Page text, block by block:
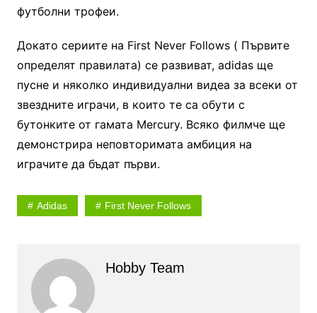
футболни трофеи.
Докато сериите на First Never Follows ( Първите
определят правилата) се развиват, adidas ще
пусне и няколко индивидуални видеа за всеки от
звездните играчи, в които те са обути с
бутонките от гамата Mercury. Всяко филмче ще
демонстрира неповторимата амбиция на
играчите да бъдат първи.
Adidas First Never Follows
Hobby Team